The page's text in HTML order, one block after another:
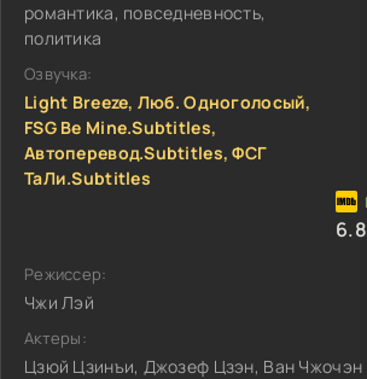
романтика, повседневность,
политика
Озвучка:
Light Breeze, Люб. Одноголосый,
FSG Be Mine.Subtitles,
Автоперевод.Subtitles, ФСГ
ТаЛи.Subtitles
6.8
Режиссер:
Чжи Лэй
Актеры:
Цзюй Цзинъи, Джозеф Цзэн, Ван Чжочэн